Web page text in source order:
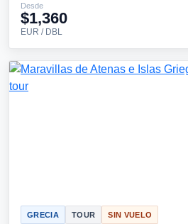
Desde
$1,360
EUR / DBL
GRECIA TOUR SIN VUELO